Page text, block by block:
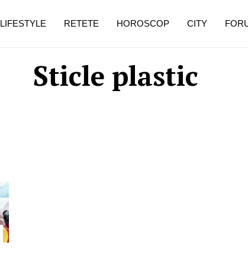
Sticle plastic
LIFESTYLE RETETE HOROSCOP CITY
pe măsură ce înaintezi în vârstă